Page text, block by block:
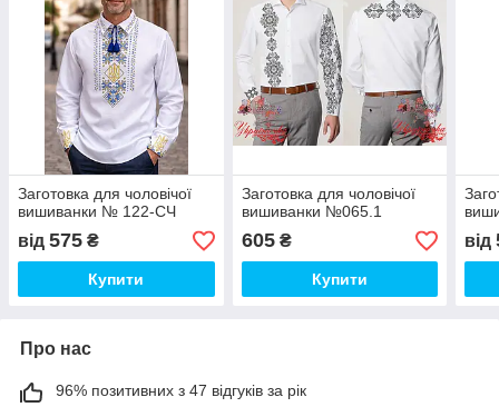
Заготовка для чоловічої
вишиванки № 122-СЧ
від 575 ₴
Купити
Заготовка для чоловічої
вишиванки №065.1
605₴
Купити
від
Про нас
96% позитивних з 47 відгуків за рік